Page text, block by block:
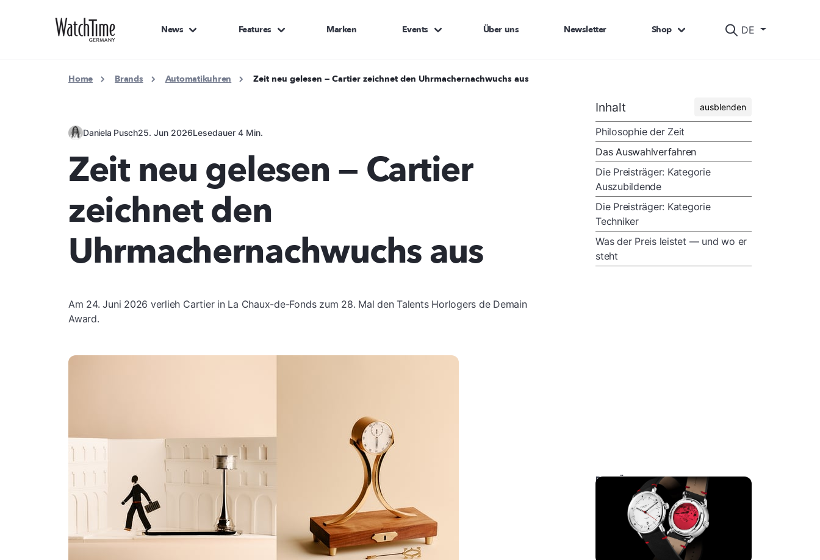
DE
News Features Marken Events Über uns Newsletter Shop
Home Brands Automatikuhren Zeit neu gelesen — Cartier zeichnet den Uhrmachernachwuchs aus
Daniela Pusch25. Jun 2026Lesedauer 4 Min.
Zeit neu gelesen — Cartier
zeichnet den
Uhrmachernachwuchs aus
Am 24. Juni 2026 verlieh Cartier in La Chaux-de-Fonds zum 28. Mal den Talents Horlogers de Demain
Award.
Inhalt ausblenden
Philosophie der Zeit
Das Auswahlverfahren
Die Preisträger: Kategorie
Auszubildende
Die Preisträger: Kategorie
Techniker
Was der Preis leistet — und wo er
steht
DAS KÖNNTE SIE AUCH INTERESSIEREN: